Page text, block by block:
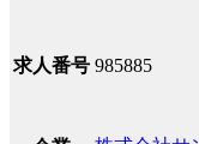
求人番号 985885